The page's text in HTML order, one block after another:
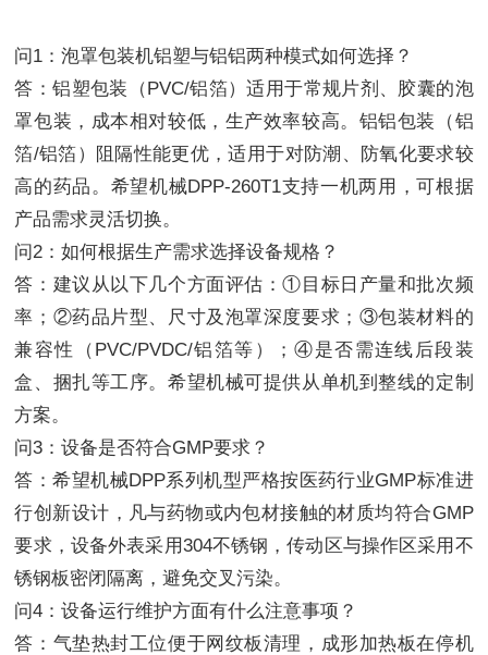
问1：泡罩包装机铝塑与铝铝两种模式如何选择？
答：铝塑包装（PVC/铝箔）适用于常规片剂、胶囊的泡
罩包装，成本相对较低，生产效率较高。铝铝包装（铝
箔/铝箔）阻隔性能更优，适用于对防潮、防氧化要求较
高的药品。希望机械DPP-260T1支持一机两用，可根据
产品需求灵活切换。
问2：如何根据生产需求选择设备规格？
答：建议从以下几个方面评估：①目标日产量和批次频
率；②药品片型、尺寸及泡罩深度要求；③包装材料的
兼容性（PVC/PVDC/铝箔等）；④是否需连线后段装
盒、捆扎等工序。希望机械可提供从单机到整线的定制
方案。
问3：设备是否符合GMP要求？
答：希望机械DPP系列机型严格按医药行业GMP标准进
行创新设计，凡与药物或内包材接触的材质均符合GMP
要求，设备外表采用304不锈钢，传动区与操作区采用不
锈钢板密闭隔离，避免交叉污染。
问4：设备运行维护方面有什么注意事项？
答：气垫热封工位便于网纹板清理，成形加热板在停机